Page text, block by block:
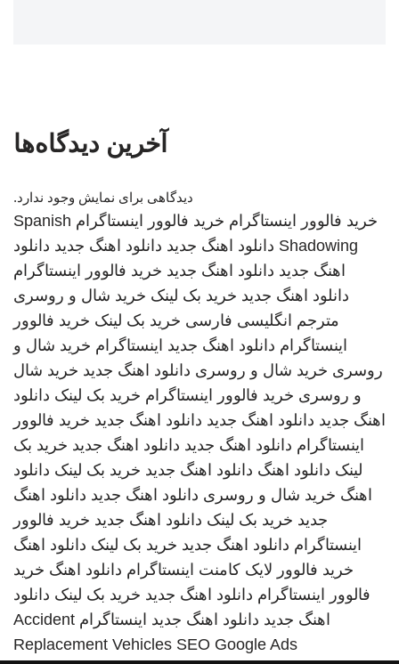
آخرین دیدگاه‌ها
دیدگاهی برای نمایش وجود ندارد.
خرید فالوور اینستاگرام خرید فالوور اینستاگرام Spanish
Shadowing دانلود اهنگ جدید دانلود اهنگ جدید دانلود
اهنگ جدید دانلود اهنگ جدید خرید فالوور اینستاگرام
دانلود اهنگ جدید خرید بک لینک خرید شال و روسری
مترجم انگلیسی فارسی خرید بک لینک خرید فالوور
اینستاگرام دانلود اهنگ جدید اینستاگرام خرید شال و
روسری خرید شال و روسری دانلود اهنگ جدید خرید شال
و روسری خرید فالوور اینستاگرام خرید بک لینک دانلود
اهنگ جدید دانلود اهنگ جدید دانلود اهنگ جدید خرید فالوور
اینستاگرام دانلود اهنگ جدید دانلود اهنگ جدید خرید بک
لینک دانلود اهنگ دانلود اهنگ جدید خرید بک لینک دانلود
اهنگ خرید شال و روسری دانلود اهنگ جدید دانلود اهنگ
جدید خرید بک لینک دانلود اهنگ جدید خرید فالوور
اینستاگرام دانلود اهنگ جدید خرید بک لینک دانلود اهنگ
خرید فالوور لایک کامنت اینستاگرام دانلود اهنگ خرید
فالوور اینستاگرام دانلود اهنگ جدید خرید بک لینک دانلود
اهنگ جدید دانلود اهنگ جدید اینستاگرام Accident
Replacement Vehicles SEO Google Ads